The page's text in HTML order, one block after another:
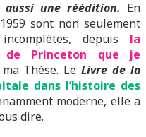
une réédition. En
sont non seulement
depuis la
de Princeton que je
Thèse. LeLivre de la
dans l’histoire des
moderne, elle a
dire.